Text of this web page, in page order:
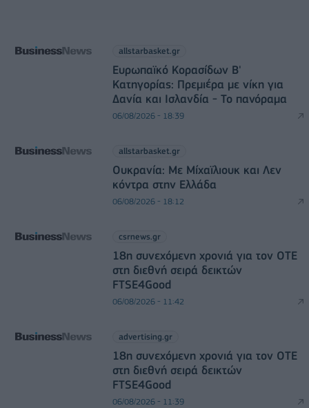
allstarbasket.gr
Ευρωπαϊκό Κορασίδων Β'
Κατηγορίας: Πρεμιέρα με νίκη για
Δανία και Ισλανδία - Το πανόραμα
06/08/2026 - 18:39
allstarbasket.gr
Ουκρανία: Με Μίχαϊλιουκ και Λεν
κόντρα στην Ελλάδα
06/08/2026 - 18:12
csrnews.gr
18η συνεχόμενη χρονιά για τον ΟΤΕ
στη διεθνή σειρά δεικτών
FTSE4Good
06/08/2026 - 11:42
advertising.gr
18η συνεχόμενη χρονιά για τον ΟΤΕ
στη διεθνή σειρά δεικτών
FTSE4Good
06/08/2026 - 11:39